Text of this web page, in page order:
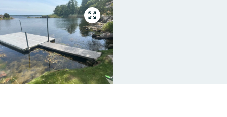
Gå
till
helskärmsläge